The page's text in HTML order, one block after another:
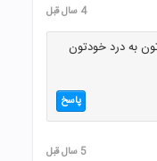
4 سال قبل
به درد خودتون
پاسخ
5 سال قبل